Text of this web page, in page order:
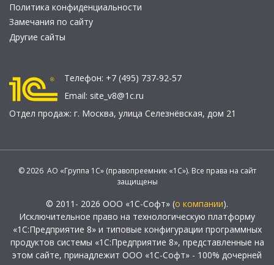
Политика конфиденциальности
Замечания по сайту
Другие сайты
Телефон: +7 (495) 737-92-57
Email: site_v8@1c.ru
Отдел продаж: г. Москва, улица Селезнёвская, дом 21
© 2026 АО «Группа 1С» (правопреемник «1С»). Все права на сайт
защищены
© 2011- 2026 ООО «1С-Софт» (о компании).
Исключительное право на технологическую платформу
«1С:Предприятие 8» и типовые конфигурации программных
продуктов системы «1С:Предприятие 8», представленные на
этом сайте, принадлежит ООО «1С-Софт» - 100% дочерней